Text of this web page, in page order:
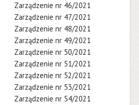
Zarządzenie nr 46/2021
Zarządzenie nr 47/2021
Zarządzenie nr 48/2021
Zarządzenie nr 49/2021
Zarządzenie nr 50/2021
Zarządzenie nr 51/2021
Zarządzenie nr 52/2021
Zarządzenie nr 53/2021
Zarządzenie nr 54/2021